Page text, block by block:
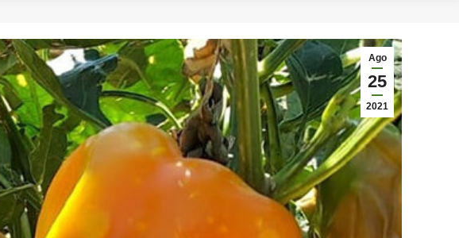
Ago
25
2021